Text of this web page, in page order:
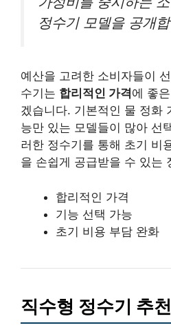
정수기 모델을 공개
예산을 고려한 소비자들이
수기는 합리적인 가격에 좋
겠습니다. 기본적인 물 정화
능만 있는 모델들이 많아 선
러한 정수기를 통해 초기 비
을 손쉽게 공급받을 수 있는
합리적인 가격
기능 선택 가능
초기 비용 부담 완화
직수형 정수기 추천